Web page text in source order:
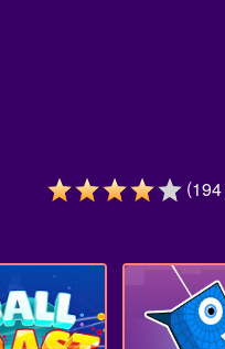
(194